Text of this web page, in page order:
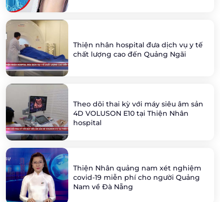
Thiện nhân hospital đưa dịch vụ y tế
chất lượng cao đến Quảng Ngãi
Theo dõi thai kỳ với máy siêu âm sản
4D VOLUSON E10 tại Thiện Nhân
hospital
Thiện Nhân quảng nam xét nghiệm
covid-19 miễn phí cho người Quảng
Nam về Đà Nẵng